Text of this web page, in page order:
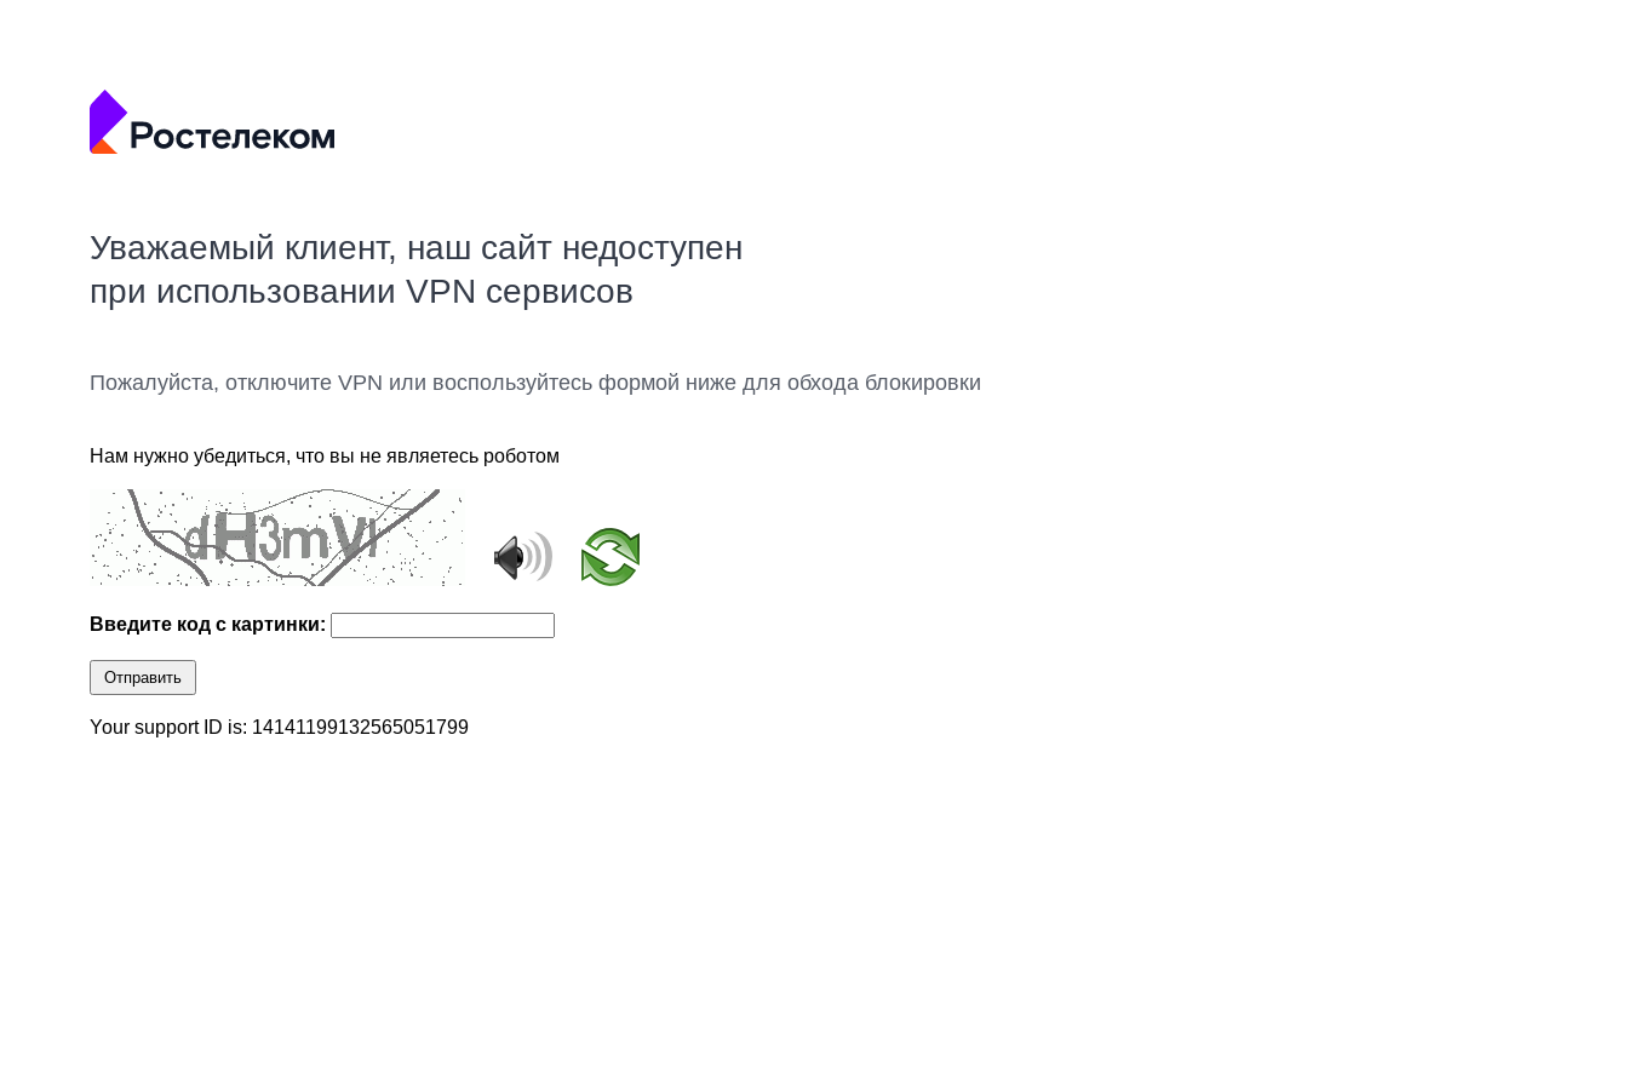
Уважаемый клиент, наш сайт недоступен
при использовании VPN сервисов
Пожалуйста, отключите VPN или воспользуйтесь формой ниже для обхода блокировки
Нам нужно убедиться, что вы не являетесь роботом
Введите код с картинки:
Отправить
Your support ID is: 14141199132565051799